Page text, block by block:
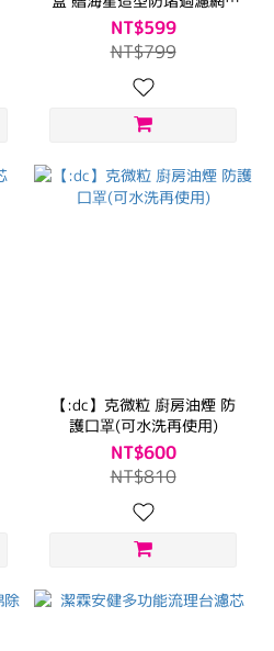
片
NT$599
NT$799
【:dc】克微粒 廚房油煙 防
護口罩(可水洗再使用)
NT$600
NT$810